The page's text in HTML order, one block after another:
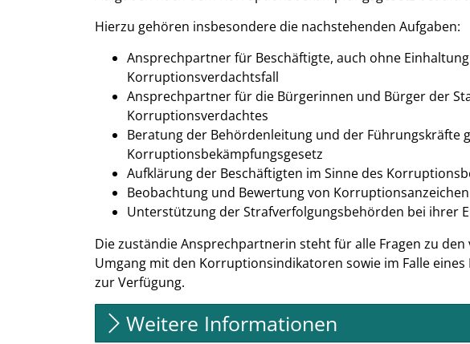
Hierzu gehören insbesondere die nachstehenden Aufgaben:
Ansprechpartner für Beschäftigte, auch ohne
Korruptionsverdachtsfall
Ansprechpartner für die Bürgerinnen und Bürger der
Korruptionsverdachtes
Beratung der Behördenleitung und der Führungskräfte
Korruptionsbekämpfungsgesetz
Aufklärung der Beschäftigten im Sinne des
Beobachtung und Bewertung von Korruptionsanzeichen
Unterstützung der Strafverfolgungsbehörden bei ihrer
Die zuständie Ansprechpartnerin steht für alle Fragen zu
Umgang mit den Korruptionsindikatoren sowie im Falle
zur Verfügung.
Weitere Informationen